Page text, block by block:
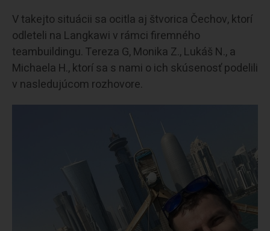
V takejto situácii sa ocitla aj štvorica Čechov, ktorí
odleteli na Langkawi v rámci firemného
teambuildingu. Tereza G, Monika Z., Lukáš N., a
Michaela H., ktorí sa s nami o ich skúsenosť podelili
v nasledujúcom rozhovore.